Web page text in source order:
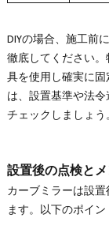
DIYの場合、施工前
徹底してください
具を使用し確実に
は、設置基準や法
チェックしましょう。
設置後の点検と
カーブミラーは設
ます。以下のポイン